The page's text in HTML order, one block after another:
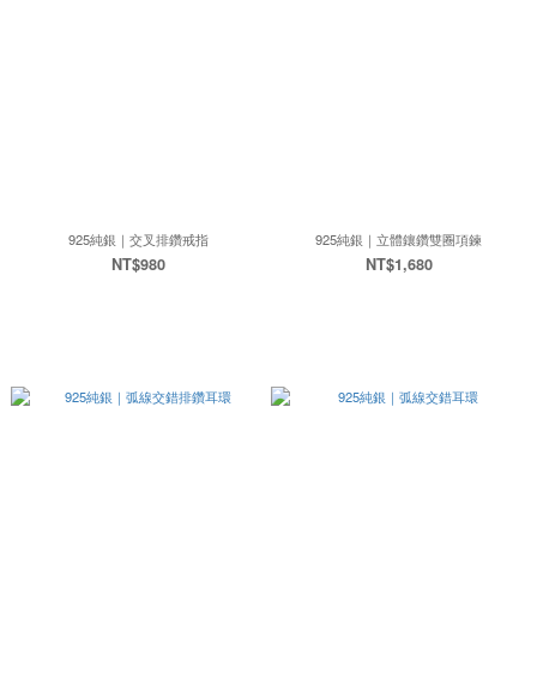
925純銀｜交叉排鑽戒指
NT$980
925純銀｜立體鑲鑽雙圈項鍊
NT$1,680